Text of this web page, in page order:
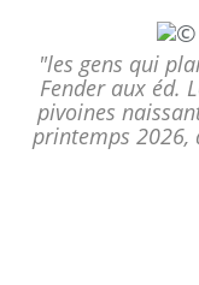
"les gens qui
Fender aux éd.
pivoines
printemps 2026,